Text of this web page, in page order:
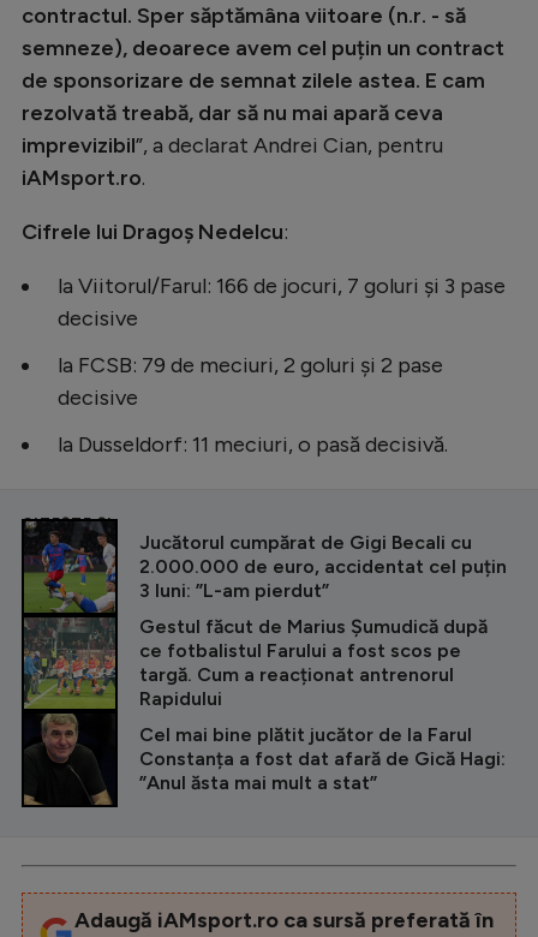
contractul. Sper săptămâna viitoare (n.r. - să
semneze), deoarece avem cel puțin un contract
de sponsorizare de semnat zilele astea. E cam
rezolvată treabă, dar să nu mai apară ceva
imprevizibil”, a declarat Andrei Cian, pentru
iAMsport.ro.
Cifrele lui Dragoș Nedelcu:
la Viitorul/Farul: 166 de jocuri, 7 goluri și 3 pase
decisive
la FCSB: 79 de meciuri, 2 goluri și 2 pase
decisive
la Dusseldorf: 11 meciuri, o pasă decisivă.
CITEȘTE ȘI
Jucătorul cumpărat de Gigi Becali cu
2.000.000 de euro, accidentat cel puțin
3 luni: ”L-am pierdut”
Gestul făcut de Marius Șumudică după
ce fotbalistul Farului a fost scos pe
targă. Cum a reacționat antrenorul
Rapidului
Cel mai bine plătit jucător de la Farul
Constanța a fost dat afară de Gică Hagi:
”Anul ăsta mai mult a stat”
Adaugă iAMsport.ro ca sursă preferată în